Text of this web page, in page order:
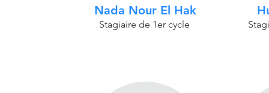
Nada Nour El Hak
Stagiaire de 1er cycle